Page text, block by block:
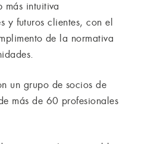
más intuitiva
y futuros clientes, con el
de la normativa
un grupo de socios de
más de 60 profesionales